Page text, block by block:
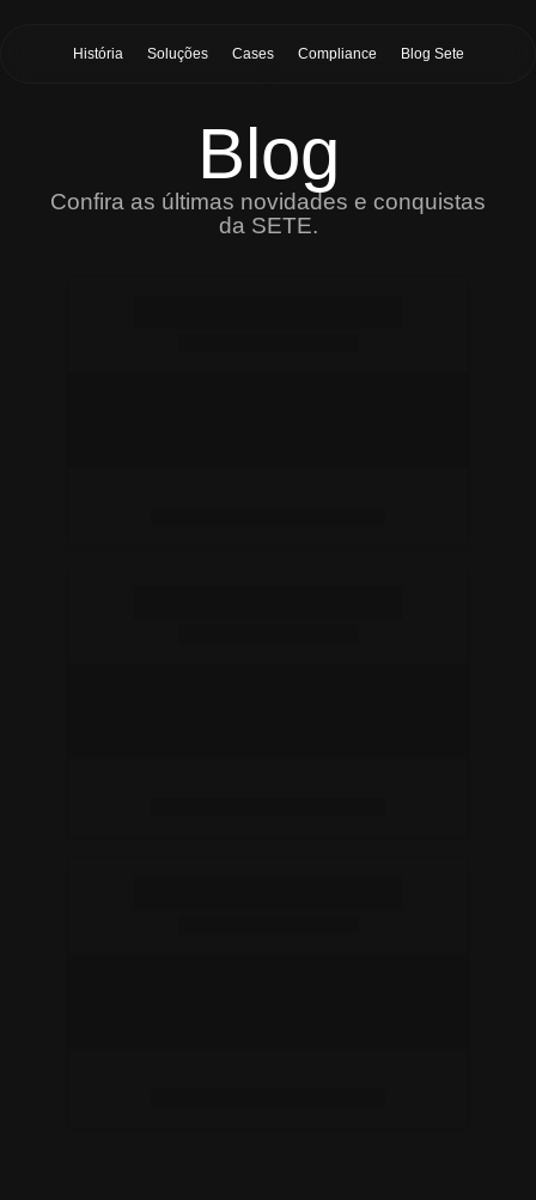
História Soluções Cases Compliance Blog Sete
Blog
Confira as últimas novidades e conquistas
da SETE.